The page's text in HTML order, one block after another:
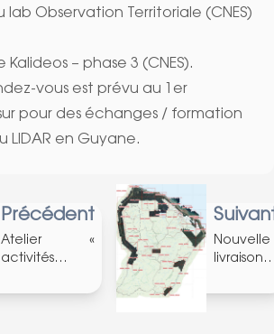
lab Observation Territoriale (CNES)
Kalideos – phase 3 (CNES).
vous est prévu au 1er
pour des échanges / formation
LIDAR en Guyane.
Précédent
Atelier «
activités
Marines »
Nouvelle
livraison
2018 IGN